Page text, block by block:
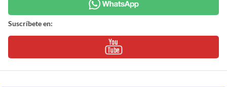
Suscríbete en: